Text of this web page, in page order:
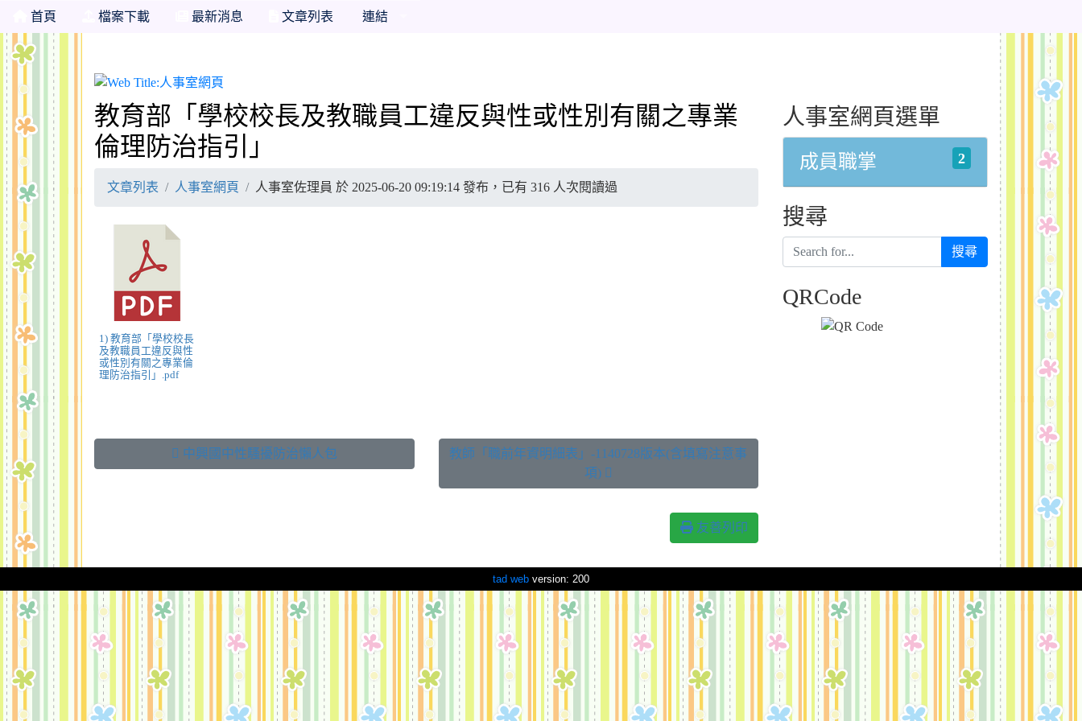
首頁 檔案下載 最新消息 文章列表 連結
教育部「學校校長及教職員工違反與性或性別有關之專業
倫理防治指引」
文章列表 人事室網頁 人事室佐理員 於 2025-06-20 09:19:14 發布，已有 316 人次閱讀過
1) 教育部「學校校長
及教職員工違反與性
或性別有關之專業倫
理防治指引」.pdf
 中興國中性騷擾防治懶人包
教師「職前年資明細表」-1140728版本(含填寫注意事
項) 
友善列印
人事室網頁選單
2
成員職掌
搜尋
搜尋
QRCode
tad web version: 200